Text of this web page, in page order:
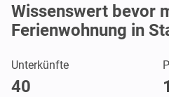
Wissenswert bevor
Ferienwohnung in
Unterkünfte
40